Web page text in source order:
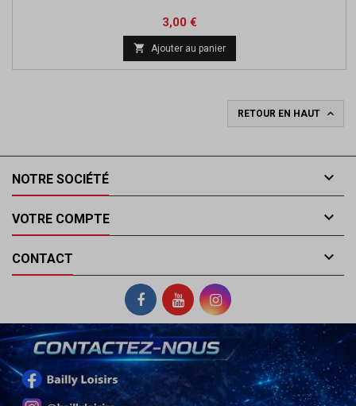
Prix
3,00 €
 Ajouter au panier
RETOUR EN HAUT 
NOTRE SOCIÉTÉ 
VOTRE COMPTE 
CONTACT 